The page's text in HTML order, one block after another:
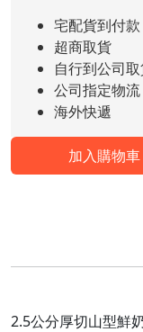
宅配貨到付款
超商取貨
自行到公司
公司指定物流
海外快遞
加入購物車
2.5公分厚切山型鮮